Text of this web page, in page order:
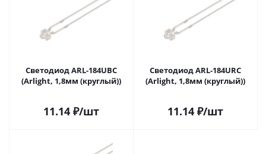
Светодиод ARL-184UBC
(Arlight, 1,8мм (круглый))
11.14 ₽/шт
Светодиод ARL-184URC
(Arlight, 1,8мм (круглый))
11.14 ₽/шт